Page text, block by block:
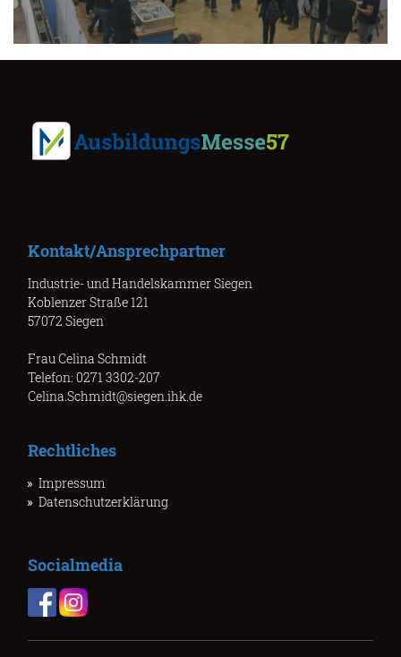
Kontakt/Ansprechpartner
Industrie- und Handelskammer Siegen
Koblenzer Straße 121
57072 Siegen
Frau Celina Schmidt
Telefon: 0271 3302-207
Celina.Schmidt@siegen.ihk.de
Rechtliches
Impressum
Datenschutzerklärung
Socialmedia